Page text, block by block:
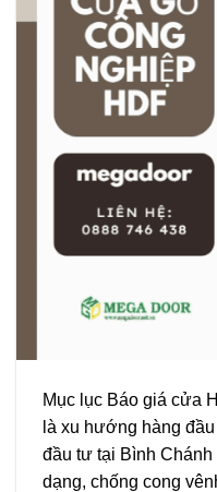
Mục lục Báo giá cửa
là xu hướng hàng
đầu tư tại Bình
dạng, chống cong